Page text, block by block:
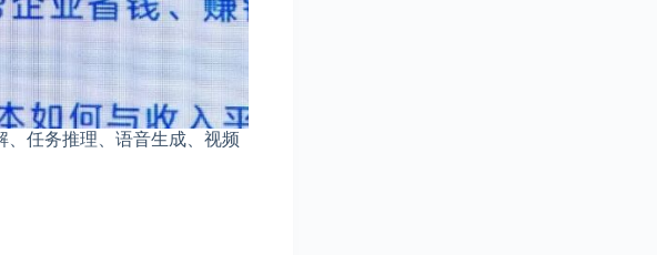
任务推理、语音生成、视频